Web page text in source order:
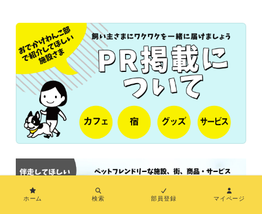
ホーム 検索 部員登録 マイページ